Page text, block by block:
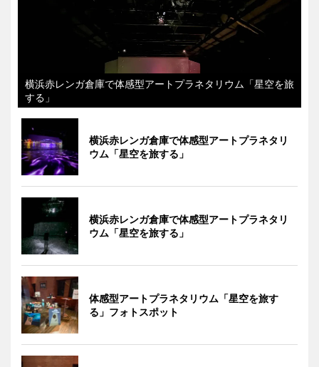
横浜赤レンガ倉庫で体感型アートプラネタリウム「星空を旅
する」
横浜赤レンガ倉庫で体感型アートプラネタリ
ウム「星空を旅する」
横浜赤レンガ倉庫で体感型アートプラネタリ
ウム「星空を旅する」
体感型アートプラネタリウム「星空を旅す
る」フォトスポット